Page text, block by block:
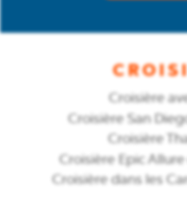
Croisière
Croisière San
Croisière
Croisière Epic
Croisière dans les